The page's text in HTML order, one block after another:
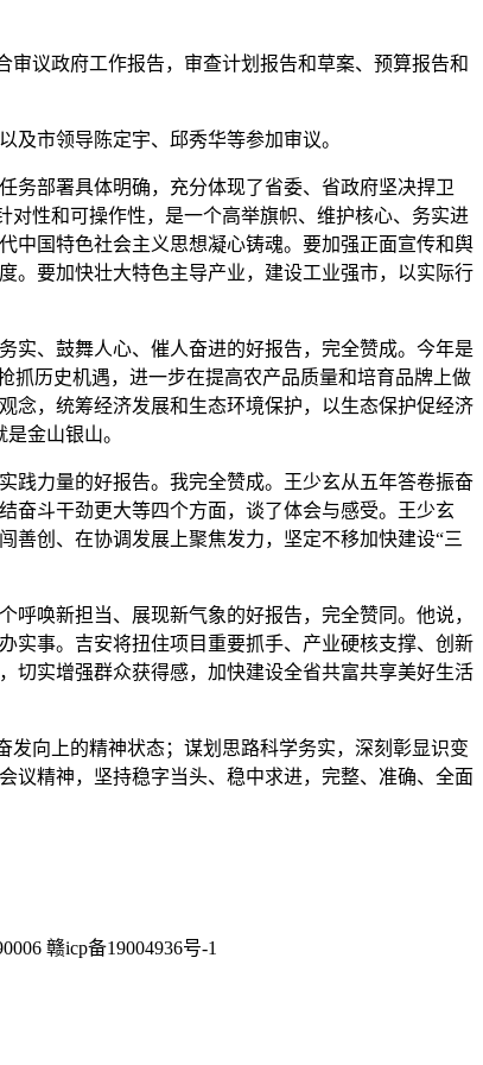
议政府工作报告，审查计划报告和草案、预算报告和
市领导陈定宇、邱秀华等参加审议。
务部署具体明确，充分体现了省委、省政府坚决捍卫
对性和可操作性，是一个高举旗帜、维护核心、务实进
中国特色社会主义思想凝心铸魂。要加强正面宣传和舆
。要加快壮大特色主导产业，建设工业强市，以实际行
实、鼓舞人心、催人奋进的好报告，完全赞成。今年是
抓历史机遇，进一步在提高农产品质量和培育品牌上做
念，统筹经济发展和生态环境保护，以生态保护促经济
金山银山。
践力量的好报告。我完全赞成。王少玄从五年答卷振奋
奋斗干劲更大等四个方面，谈了体会与感受。王少玄
善创、在协调发展上聚焦发力，坚定不移加快建设“三
唤新担当、展现新气象的好报告，完全赞同。他说，
实事。吉安将扭住项目重要抓手、产业硬核支撑、创新
切实增强群众获得感，加快建设全省共富共享美好生活
发向上的精神状态；谋划思路科学务实，深刻彰显识变
议精神，坚持稳字当头、稳中求进，完整、准确、全面
赣icp备19004936号-1